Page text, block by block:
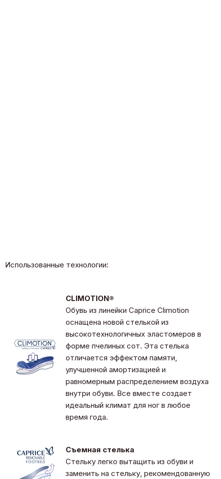
Использованные технологии:
CLIMOTION®
Обувь из линейки Caprice Climotion
оснащена новой стелькой из
высокотехнологичных эластомеров в
форме пчелиных сот. Эта стелька
отличается эффектом памяти,
улучшенной амортизацией и
равномерным распределением воздуха
внутри обуви. Все вместе создает
идеальный климат для ног в любое
время года.
Съемная стелька
Стельку легко вытащить из обуви и
заменить на стельку, рекомендованную